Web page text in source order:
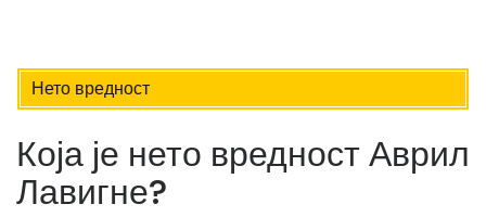
Нето вредност
Која је нето вредност Аврил
Лавигне?